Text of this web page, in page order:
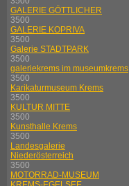
GALERIE GÖTTLICHER
3500
GALERIE KOPRIVA
3500
Galerie STADTPARK
3500
galeriekrems im museumkrems
3500
Karikaturmuseum Krems
3500
KULTUR MITTE
3500
Kunsthalle Krems
3500
Landesgalerie
Niederösterreich
3500
MOTORRAD-MUSEUM